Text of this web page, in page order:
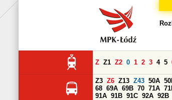
Z Z1 Z2 0 1 2 3 4 5
Z3 Z6 Z13 Z43 50A
68 69A 69B 70 71A
91A 91B 91C 92A 92B